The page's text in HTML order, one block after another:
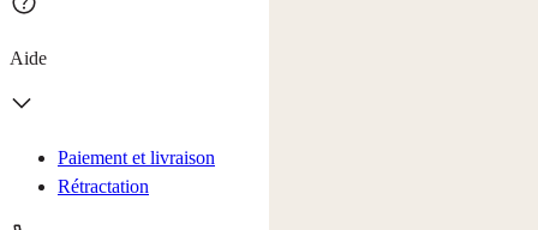
Aide
Paiement et livraison
Rétractation